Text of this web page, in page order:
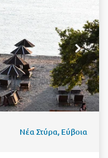
Νέα Στύρα, Εύβοια